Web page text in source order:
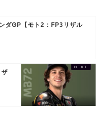
ダGP【モト2：FP3リザル
ザ